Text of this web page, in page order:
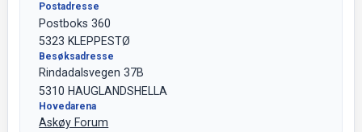
Postadresse
Postboks 360
5323 KLEPPESTØ
Besøksadresse
Rindadalsvegen 37B
5310 HAUGLANDSHELLA
Hovedarena
Askøy Forum